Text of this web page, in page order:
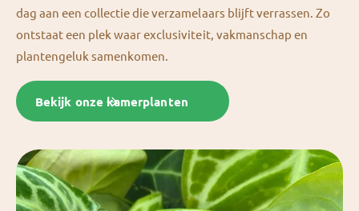
dag aan een collectie die verzamelaars blijft verrassen. Zo
ontstaat een plek waar exclusiviteit, vakmanschap en
plantengeluk samenkomen.
Bekijk onze kamerplanten